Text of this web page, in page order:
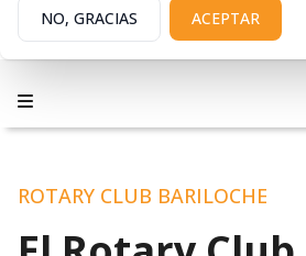
ROTARY CLUB BARILOCHE
NO, GRACIAS ACEPTAR